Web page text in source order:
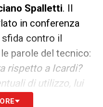
Spalletti. Il
in conferenza
sfida contro il
parole del tecnico:
rispetto a Icardi?
di utilizzo, lui
eve essere